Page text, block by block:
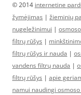
© 2014 internetine
žymėjimas | žieminių
nugeležinimui |
filtrų rūšys |
filtrų rūšys ir nauda |
vandens filtrų nauda |
filtrų rūšys | apie
namui naudingi